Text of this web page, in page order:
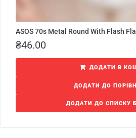
ASOS 70s Metal Round With Flash
₴46.00
ДОДАТИ В
ДОДАТИ ДО
ДОДАТИ ДО СПИСКУ